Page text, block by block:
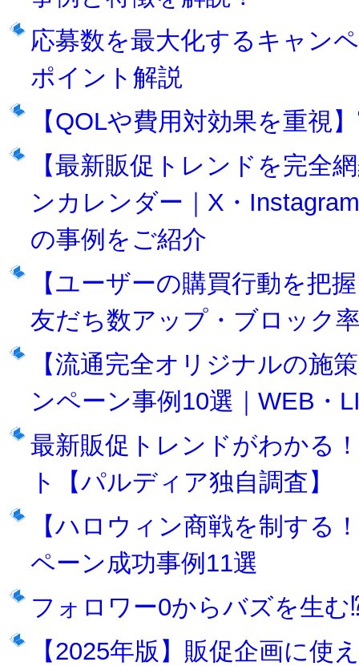
応募数を最大化するキャン
ポイント解説
【QOLや費用対効果を重視
【最新販促トレンドを完全
ンカレンダー｜X・
の事例をご紹介
【ユーザーの購買行動を把
友だち数アップ・ブロック
【流通完全オリジナルの施
ンペーン事例10選｜WEB・
最新販促トレンドがわかる
ト【パルディア独自調査】
【ハロウィン商戦を制する
ペーン成功事例11選
フォロワー0からバズを生
【2025年版】販促企画に使